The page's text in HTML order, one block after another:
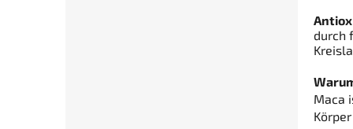
durch
Maca